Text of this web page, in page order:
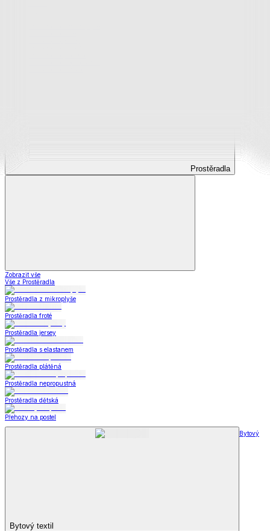
Prostěradla
Zobrazit vše
Vše z Prostěradla
Prostěradla z mikroplyše
Prostěradla froté
Prostěradla jersey
Prostěradla s elastanem
Prostěradla plátěná
Prostěradla nepropustná
Prostěradla dětská
Přehozy na postel
Bytový textil
Bytový